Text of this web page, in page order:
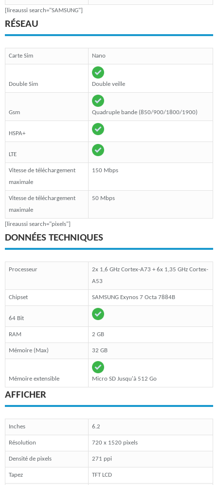
[lireaussi search="SAMSUNG"]
RÉSEAU
Carte Sim Nano
Double Sim Double veille
Gsm Quadruple bande (850/900/1800/1900)
HSPA+
LTE
Vitesse de téléchargement
maximale
150 Mbps
Vitesse de téléchargement
maximale
50 Mbps
[lireaussi search="pixels"]
DONNÉES TECHNIQUES
Processeur
2x 1,6 GHz Cortex-A73 + 6x 1,35 GHz Cortex-
A53
Chipset SAMSUNG Exynos 7 Octa 7884B
64 Bit
RAM 2 GB
Mémoire (Max) 32 GB
Mémoire extensible Micro SD Jusqu'à 512 Go
AFFICHER
Inches 6.2
Résolution 720 x 1520 pixels
Densité de pixels 271 ppi
Tapez TFT LCD